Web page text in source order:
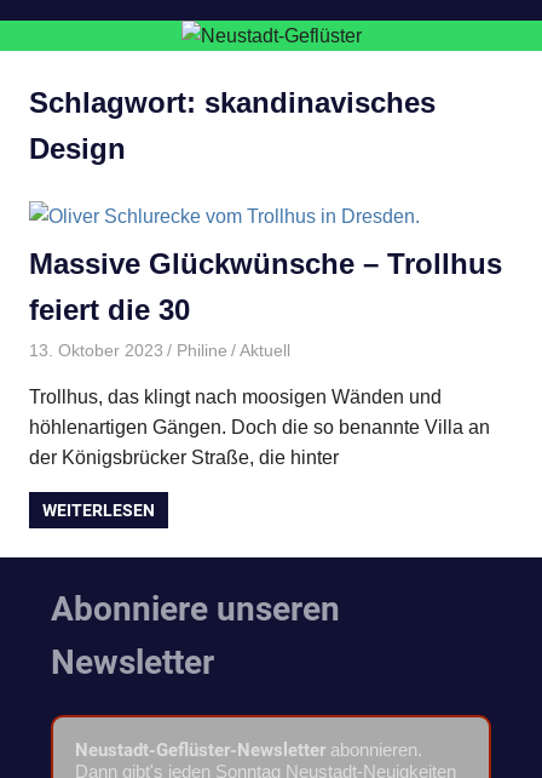
Schlagwort: skandinavisches
Design
Massive Glückwünsche – Trollhus
feiert die 30
13. Oktober 2023 Philine Aktuell
Trollhus, das klingt nach moosigen Wänden und
höhlenartigen Gängen. Doch die so benannte Villa an
der Königsbrücker Straße, die hinter
WEITERLESEN
Abonniere unseren
Newsletter
Neustadt-Geflüster-Newsletter abonnieren.
Dann gibt's jeden Sonntag Neustadt-Neuigkeiten